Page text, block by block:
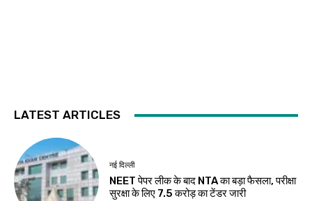
LATEST ARTICLES
नई दिल्ली
NEET पेपर लीक के बाद NTA का बड़ा फैसला, परीक्षा
सुरक्षा के लिए ₹7.5 करोड़ का टेंडर जारी